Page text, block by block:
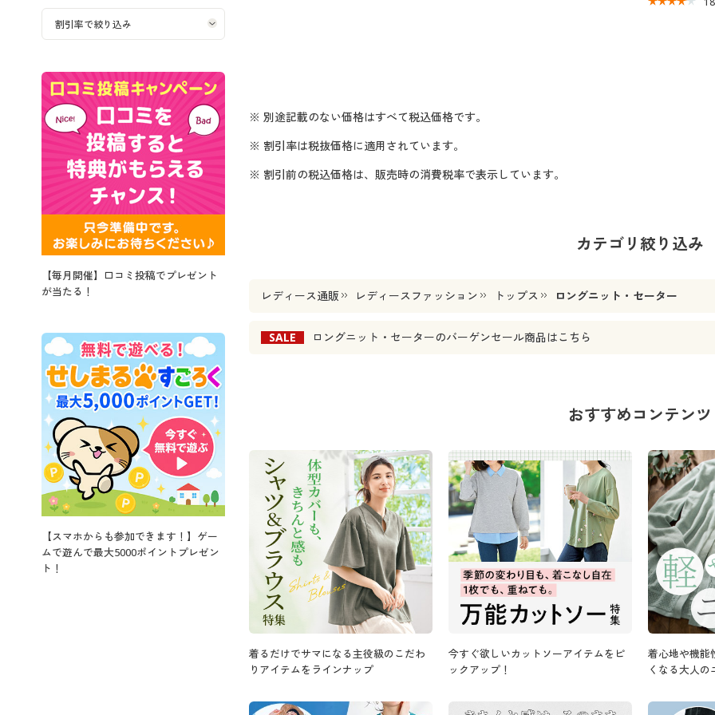
※ 別途記載のない価格はすべて税込価格です。
※ 割引率は税抜価格に適用されています。
※ 割引前の税込価格は、販売時の消費税率で表示しています。
カテゴリ絞り込み
レディース通販 レディースファッション トップス ロングニット・セーター
SALE ロングニット・セーターのバーゲンセール商品はこちら
おすすめコンテンツ
着るだけでサマになる主役級のこだわ
りアイテムをラインナップ
今すぐ欲しいカットソーアイテムをピ
ックアップ！
着心地や機能
くなる大人の
【毎月開催】口コミ投稿でプレゼント
が当たる！
【スマホからも参加できます！】ゲー
ムで遊んで最大5000ポイントプレゼン
ト！